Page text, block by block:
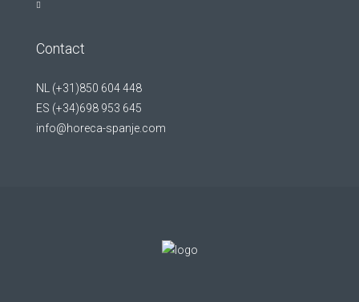
Contact
NL (+31)850 604 448
ES (+34)698 953 645
info@horeca-spanje.com